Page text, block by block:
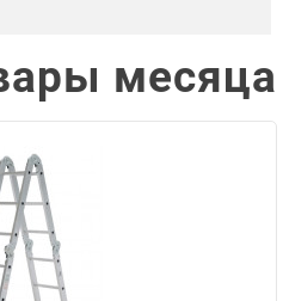
месяца